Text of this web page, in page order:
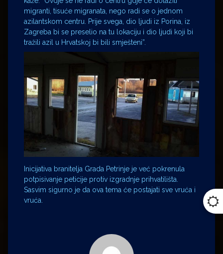
migranti, tisuće migranata, nego radi se o jednom
azilantskom centru. Prije svega, dio ljudi iz Porina, iz
Zagreba bi se preselio na tu lokaciju i dio ljudi koji bi
tražili azil u Hrvatskoj bi bili smješteni”.
Inicijativa branitelja Grada Petrinje je već pokrenula
potpisivanje peticije protiv izgradnje prihvatilišta.
Sasvim sigurno je da ova tema će postajati sve vruća i
vruća.